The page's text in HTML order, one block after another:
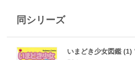
同シリーズ
いまどき少女図鑑 (1)